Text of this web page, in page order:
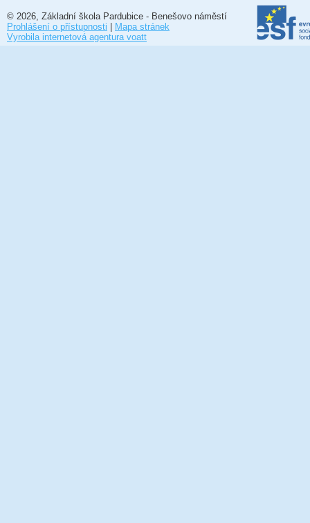
© 2026, Základní škola Pardubice - Benešovo náměstí
Prohlášení o přístupnosti | Mapa stránek
Vyrobila internetová agentura voatt